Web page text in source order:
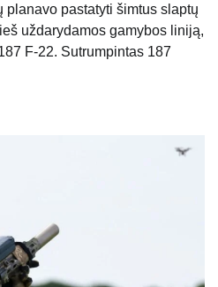
planavo pastatyti šimtus slaptų
uždarydamos gamybos liniją,
F-22. Sutrumpintas 187